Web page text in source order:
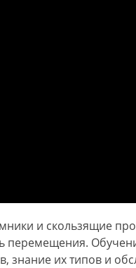
и скользящие
перемещения.
знание их типов и